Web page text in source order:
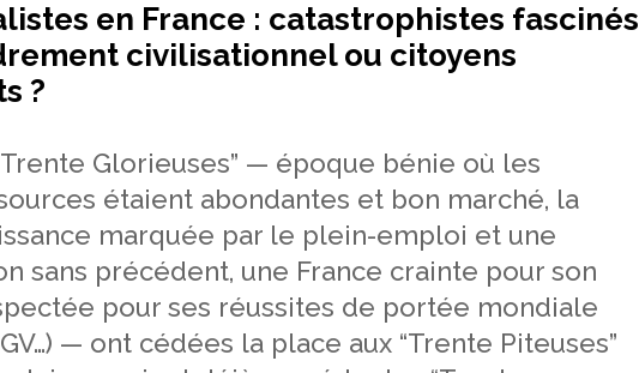
en France : catastrophistes fascinés
civilisationnel ou citoyens
?
Glorieuses” — époque bénie où les
étaient abondantes et bon marché, la
marquée par le plein-emploi et une
sans précédent, une France crainte pour son
pour ses réussites de portée mondiale
— ont cédées la place aux “Trente Piteuses”